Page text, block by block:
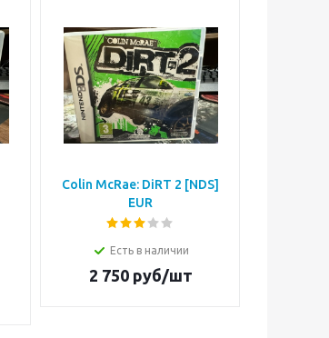
Colin McRae: DiRT 2 [NDS]
EUR
Есть в наличии
2 750руб/шт